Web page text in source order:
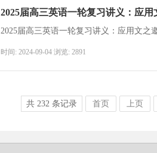
2025届高三英语一轮复习讲义：应
2025届高三英语一轮复习讲义：应用文之
时间: 2024-09-04 浏览: 2891
共232 条记录 首页 上页